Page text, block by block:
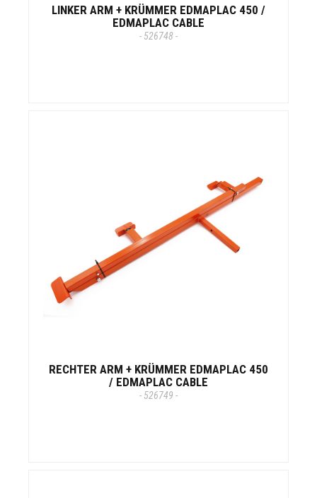
LINKER ARM + KRÜMMER EDMAPLAC 450 /
EDMAPLAC CABLE
- 526748 -
RECHTER ARM + KRÜMMER EDMAPLAC 450
/ EDMAPLAC CABLE
- 526749 -